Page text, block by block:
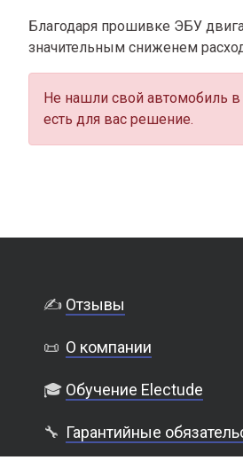
Благодаря прошивке ЭБУ
значительным сниженем
Не нашли свой автомобиль
есть для вас решение.
✍️ Отзывы
📜 О компании
🎓 Обучение Electude
🔧 Гарантийные